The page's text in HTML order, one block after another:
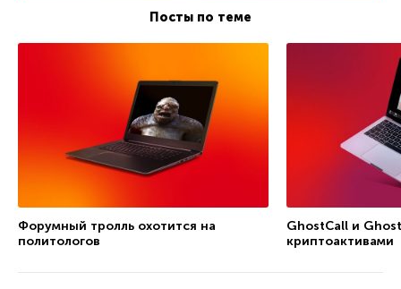
Посты по теме
Форумный тролль охотится на
политологов
GhostCall и
криптоактивами